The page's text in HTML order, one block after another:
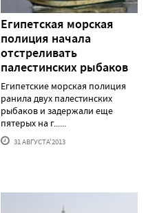
Египетская морская
полиция начала
отстреливать
палестинских рыбаков
Египетские морская полиция
ранила двух палестинских
рыбаков и задержали еще
пятерых на г......
31 АВГУСТА'2013